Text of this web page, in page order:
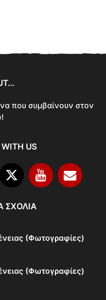
που συμβαίνουν στον
US
ΣΧΌΛΙΑ
(Φωτογραφίες)
(Φωτογραφίες)